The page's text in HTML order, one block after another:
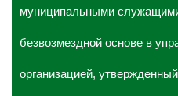
муниципальными
безвозмездной основе в
организацией,